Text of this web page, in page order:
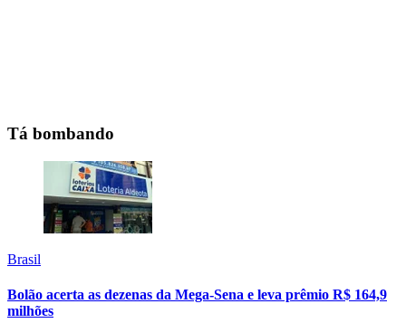
Tá bombando
Brasil
Bolão acerta as dezenas da Mega-Sena e leva prêmio R$ 164,9
milhões